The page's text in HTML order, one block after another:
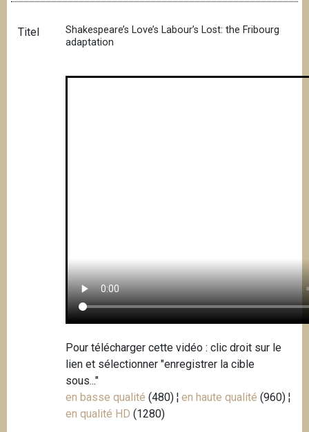
Titel
Shakespeare’s Love’s Labour’s Lost: the Fribourg
adaptation
Pour télécharger cette vidéo : clic droit sur le
lien et sélectionner "enregistrer la cible
sous..."
en basse qualité (480) ¦en haute qualité (960) ¦
en qualité HD (1280)